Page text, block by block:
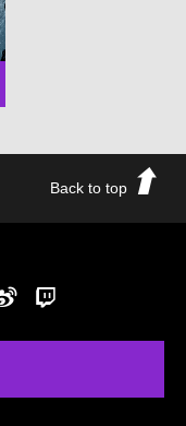
Back to top
新浪微博